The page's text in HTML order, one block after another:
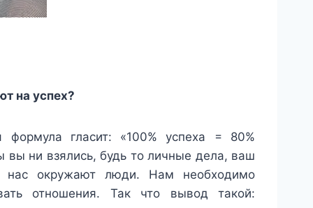
на успех?
гласит: «100% успеха = 80%
вы ни взялись, будь то личные дела, ваш
нас окружают люди. Нам необходимо
отношения. Так что вывод такой: